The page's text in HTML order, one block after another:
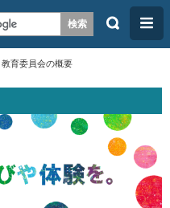
検
メ
ニ
ー
教育委員会の概要